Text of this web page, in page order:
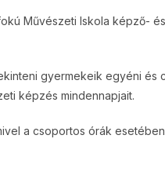
Művészeti Iskola képző-
gyermekeik egyéni és
képzés mindennapjait.
a csoportos órák